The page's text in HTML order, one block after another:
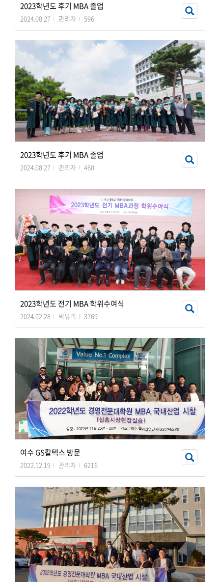
2023학년도 후기 MBA 졸업
2024.08.27 관리자 596
2023학년도 후기 MBA 졸업
2024.08.27 관리자 460
2023학년도 전기 MBA 학위수여식
2024.02.28 박유리 3769
여수 GS칼텍스 방문
2022.12.19 관리자 6216